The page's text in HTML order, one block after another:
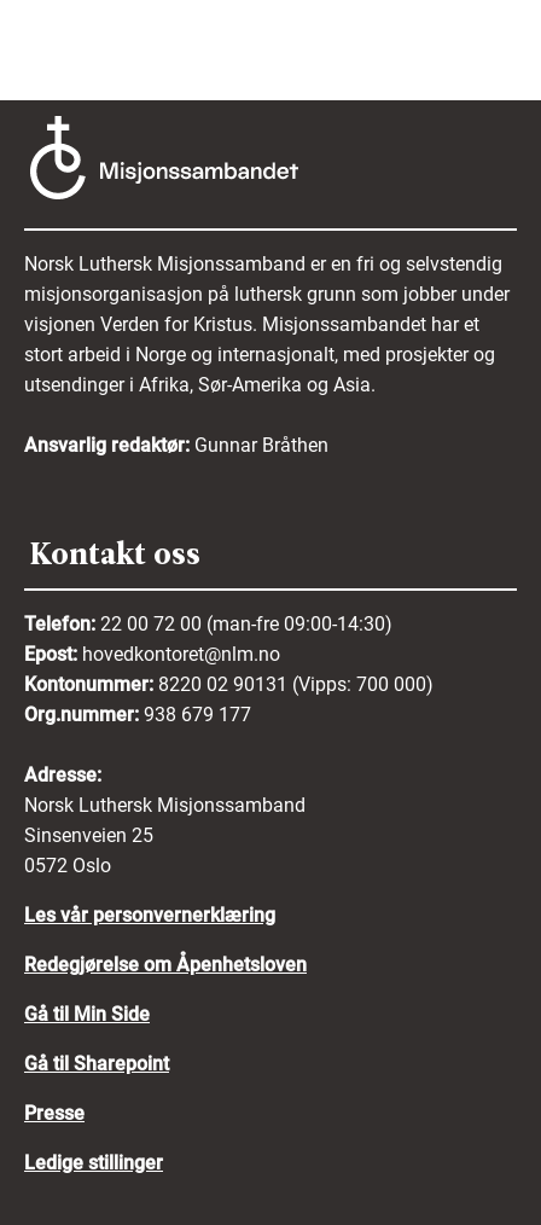
Norsk Luthersk Misjonssamband er en fri og selvstendig
misjonsorganisasjon på luthersk grunn som jobber under
visjonen Verden for Kristus. Misjonssambandet har et
stort arbeid i Norge og internasjonalt, med prosjekter og
utsendinger i Afrika, Sør-Amerika og Asia.
Ansvarlig redaktør: Gunnar Bråthen
Kontakt oss
Telefon: 22 00 72 00 (man-fre 09:00-14:30)
Epost: hovedkontoret@nlm.no
Kontonummer: 8220 02 90131 (Vipps: 700 000)
Org.nummer: 938 679 177
Adresse:
Norsk Luthersk Misjonssamband
Sinsenveien 25
0572 Oslo
Les vår personvernerklæring
Redegjørelse om Åpenhetsloven
Gå til Min Side
Gå til Sharepoint
Presse
Ledige stillinger